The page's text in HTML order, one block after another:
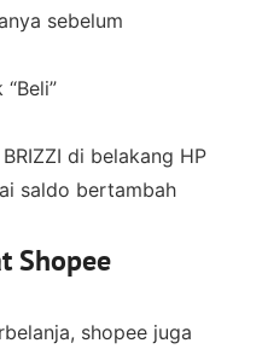
sebelum
di belakang HP
saldo bertambah
Shopee
shopee juga